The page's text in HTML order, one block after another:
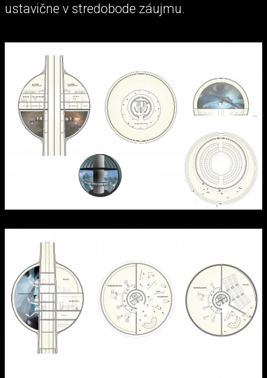
ustavične v stredobode záujmu.